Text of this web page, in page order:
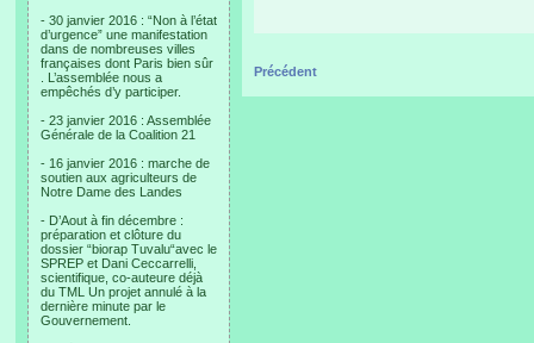
- 30 janvier 2016 : “Non à l’état
d’urgence” une manifestation
dans de nombreuses villes
françaises dont Paris bien sûr
. L’assemblée nous a
empêchés d’y participer.
- 23 janvier 2016 : Assemblée
Générale de la Coalition 21
- 16 janvier 2016 : marche de
soutien aux agriculteurs de
Notre Dame des Landes
- D’Aout à fin décembre :
préparation et clôture du
dossier “biorap Tuvalu“avec le
SPREP et Dani Ceccarrelli,
scientifique, co-auteure déjà
du TML Un projet annulé à la
dernière minute par le
Gouvernement.
Précédent